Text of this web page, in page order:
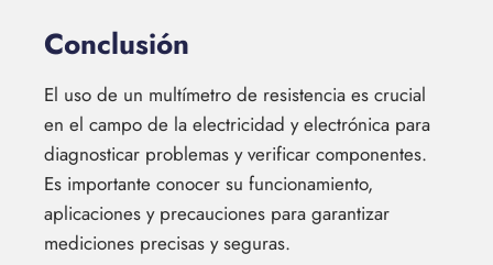
Conclusión
El uso de un multímetro de resistencia es crucial
en el campo de la electricidad y electrónica para
diagnosticar problemas y verificar componentes.
Es importante conocer su funcionamiento,
aplicaciones y precauciones para garantizar
mediciones precisas y seguras.